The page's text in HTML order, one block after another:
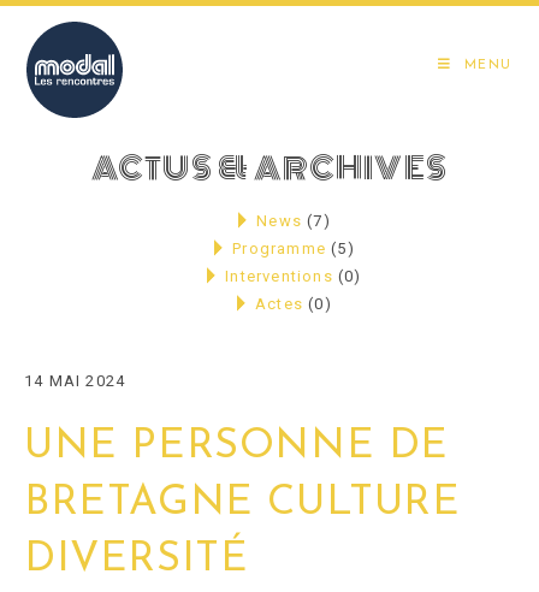
content
MENU
14 MAI 2024
UNE PERSONNE DE
BRETAGNE CULTURE
DIVERSITÉ
ACTUS & ARCHIVES
News (7)
Programme (5)
Interventions (0)
Actes (0)